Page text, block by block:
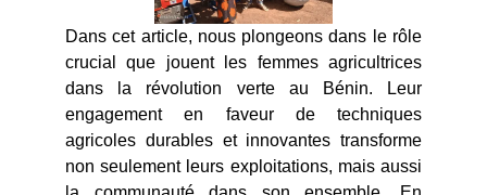
Dans cet article, nous plongeons dans le rôle
crucial que jouent les femmes agricultrices
dans la révolution verte au Bénin. Leur
engagement en faveur de techniques
agricoles durables et innovantes transforme
non seulement leurs exploitations, mais aussi